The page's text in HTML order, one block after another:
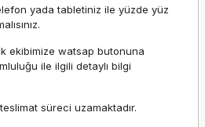
yada tabletiniz ile yüzde yüz
ekibimize watsap butonuna
ile ilgili detaylı bilgi
süreci uzamaktadır.